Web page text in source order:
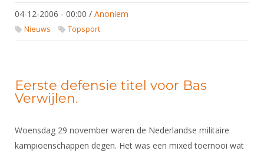
04-12-2006 - 00:00 / Anoniem
Nieuws Topsport
Eerste defensie titel voor Bas
Verwijlen.
Woensdag 29 november waren de Nederlandse militaire
kampioenschappen degen. Het was een mixed toernooi wat